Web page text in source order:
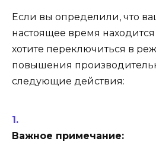
Если вы определили, что
настоящее время
хотите переключиться в
повышения
следующие действия:
Важное примечание: